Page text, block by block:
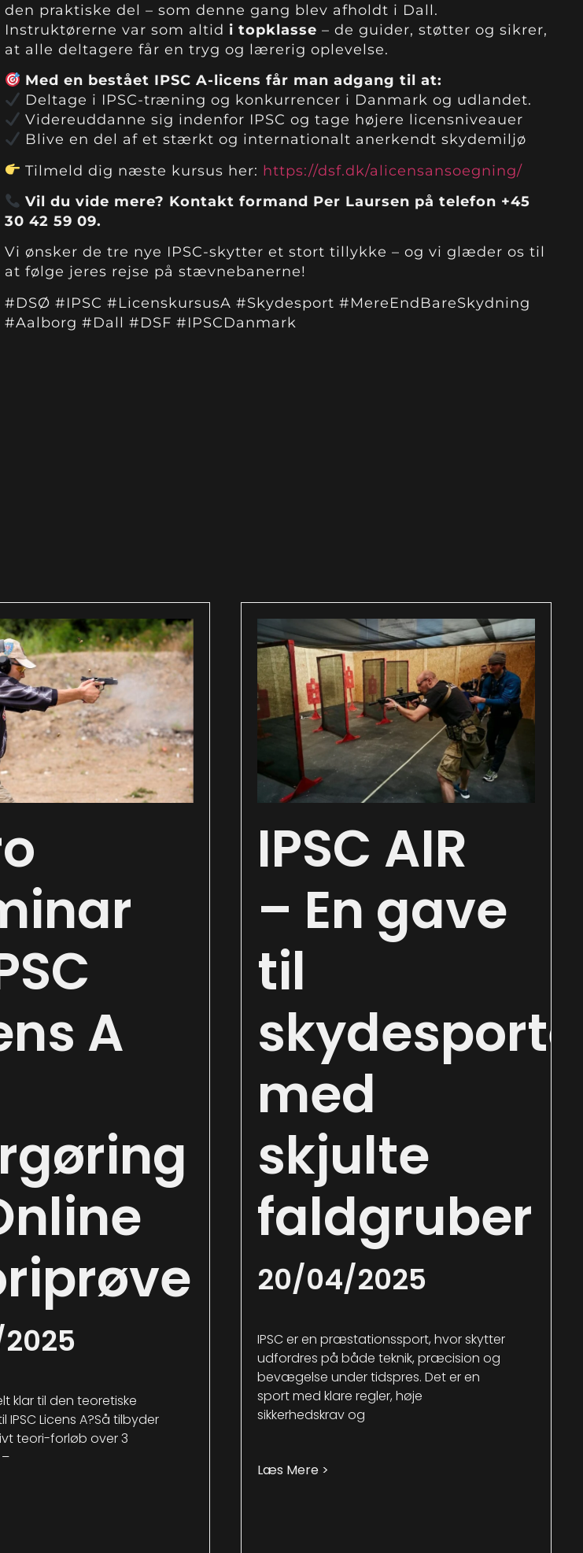
den praktiske del – som denne gang blev afholdt i Dall.
Instruktørerne var som altid i topklasse – de guider, støtter og sikrer,
at alle deltagere får en tryg og lærerig oplevelse.
Med en bestået IPSC A-licens får man adgang til at:
Deltage i IPSC-træning og konkurrencer i Danmark og udlandet.
Videreuddanne sig indenfor IPSC og tage højere licensniveauer
Blive en del af et stærkt og internationalt anerkendt skydemiljø
Tilmeld dig næste kursus her: https://dsf.dk/alicensansoegning/
Vil du vide mere? Kontakt formand Per Laursen på telefon +45
30 42 59 09.
Vi ønsker de tre nye IPSC-skytter et stort tillykke – og vi glæder os til
at følge jeres rejse på stævnebanerne!
#DSØ #IPSC #LicenskursusA #Skydesport #MereEndBareSkydning
#Aalborg #Dall #DSF #IPSCDanmark
A
klar til den teoretiske
Licens A?Så tilbyder
teori-forløb over 3
IPSC AIR
– En gave
til
med
skjulte
faldgruber
20/04/2025
IPSC er en præstationssport, hvor skytter
udfordres på både teknik, præcision og
bevægelse under tidspres. Det er en
sport med klare regler, høje
sikkerhedskrav og
Læs Mere >